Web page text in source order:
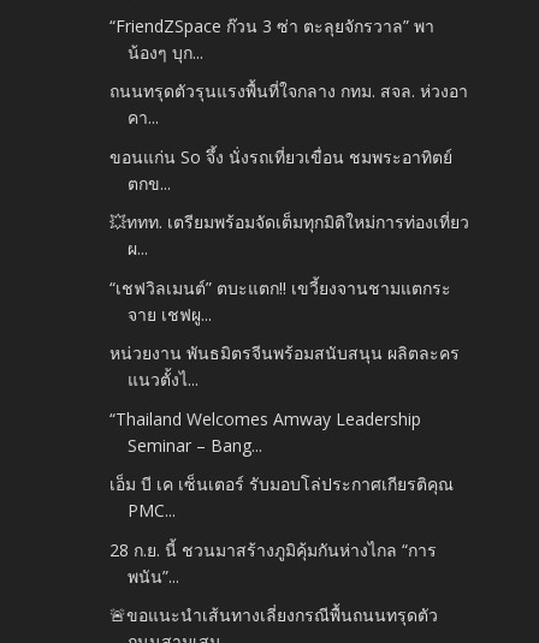
“FriendZSpace ก๊วน 3 ซ่า ตะลุยจักรวาล” พา
น้องๆ บุก...
ถนนทรุดตัวรุนแรงพื้นที่ใจกลาง กทม. สจล. ห่วงอา
คา...
ขอนแก่น So จึ้ง นั่งรถเที่ยวเขื่อน ชมพระอาทิตย์
ตกข...
💥ททท. เตรียมพร้อมจัดเต็มทุกมิติใหม่การท่องเที่ยว
ผ...
“เชฟวิลเมนต์” ตบะแตก!! เขวี้ยงจานชามแตกระ
จาย เชฟผู...
หน่วยงาน พันธมิตรจีนพร้อมสนับสนุน ผลิตละคร
แนวตั้งไ...
“Thailand Welcomes Amway Leadership
Seminar – Bang...
เอ็ม บี เค เซ็นเตอร์ รับมอบโล่ประกาศเกียรติคุณ
PMC...
28 ก.ย. นี้ ชวนมาสร้างภูมิคุ้มกันห่างไกล “การ
พนัน”...
🚨ขอแนะนำเส้นทางเลี่ยงกรณีพื้นถนนทรุดตัว